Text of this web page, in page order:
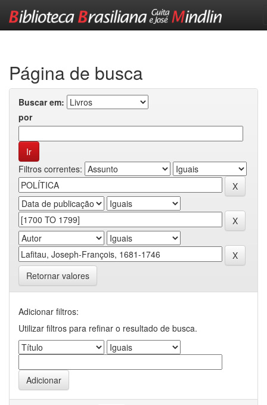
Página de busca
Buscar em:
por
Filtros correntes:
Retornar valores
Adicionar filtros:
Utilizar filtros para refinar o resultado de busca.